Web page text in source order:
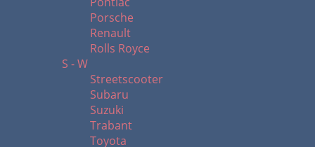
Porsche
Renault
Rolls Royce
S - W
Streetscooter
Subaru
Suzuki
Trabant
Toyota